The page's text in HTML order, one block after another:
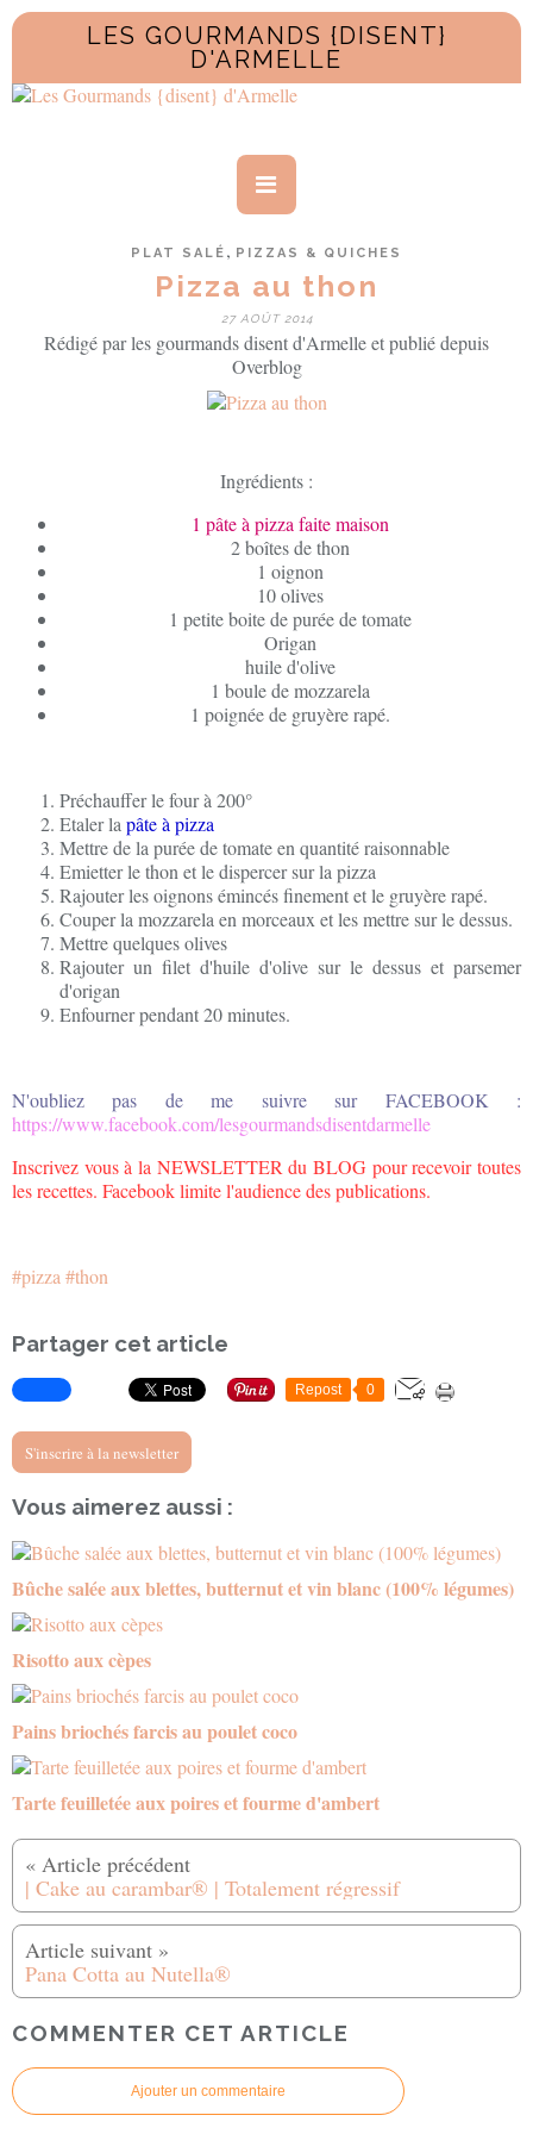
LES GOURMANDS {DISENT}
D'ARMELLE
PLAT SALÉ , PIZZAS & QUICHES
Pizza au thon
27 AOÛT 2014
Rédigé par les gourmands disent d'Armelle et publié depuis
Overblog
Ingrédients :
1 pâte à pizza faite maison
2 boîtes de thon
1 oignon
10 olives
1 petite boite de purée de tomate
Origan
huile d'olive
1 boule de mozzarela
1 poignée de gruyère rapé.
Préchauffer le four à 200°
Etaler la pâte à pizza
Mettre de la purée de tomate en quantité raisonnable
Emietter le thon et le dispercer sur la pizza
Rajouter les oignons émincés finement et le gruyère rapé.
Couper la mozzarela en morceaux et les mettre sur le dessus.
Mettre quelques olives
Rajouter un filet d'huile d'olive sur le dessus et parsemer
d'origan
Enfourner pendant 20 minutes.
N'oubliez pas de me suivre sur FACEBOOK :
https://www.facebook.com/lesgourmandsdisentdarmelle
Inscrivez vous à la NEWSLETTER du BLOG pour recevoir toutes
les recettes. Facebook limite l'audience des publications.
#pizza #thon
Partager cet article
Repost 0
S'inscrire à la newsletter
Vous aimerez aussi :
Bûche salée aux blettes, butternut et vin blanc (100% légumes)
Risotto aux cèpes
Pains briochés farcis au poulet coco
Tarte feuilletée aux poires et fourme d'ambert
| Cake au carambar® | Totalement régressif
Pana Cotta au Nutella®
COMMENTER CET ARTICLE
Ajouter un commentaire